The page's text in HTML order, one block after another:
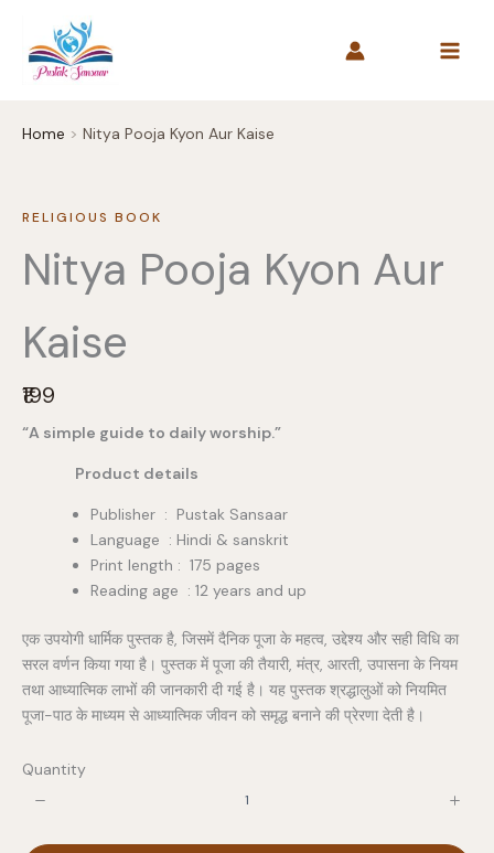
content
Home Nitya Pooja Kyon Aur Kaise
RELIGIOUS BOOK
Nitya Pooja Kyon Aur
Kaise
N
o
₹199
“A simple guide to daily worship.”
Product details
Publisher ‏ : ‎ Pustak Sansaar
Language : Hindi & sanskrit
Print length : 175 pages
Reading age : 12 years and up
एक उपयोगी धार्मिक पुस्तक है, जिसमें दैनिक पूजा के महत्व, उद्देश्य और सही विधि का
सरल वर्णन किया गया है। पुस्तक में पूजा की तैयारी, मंत्र, आरती, उपासना के नियम
तथा आध्यात्मिक लाभों की जानकारी दी गई है। यह पुस्तक श्रद्धालुओं को नियमित
पूजा-पाठ के माध्यम से आध्यात्मिक जीवन को समृद्ध बनाने की प्रेरणा देती है।
Quantity